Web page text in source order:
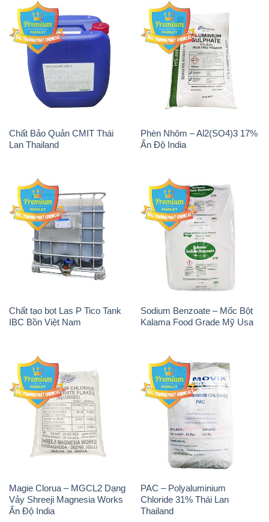
Chất tạo bọt Las P Tico Tank
IBC Bồn Việt Nam
Sodium Benzoate – Mốc Bột
Kalama Food Grade Mỹ Usa
Magie Clorua – MGCL2 Dạng
Vảy Shreeji Magnesia Works
PAC – Polyaluminium
Chloride 31% Thái Lan
Thailand
Tẩy Đường – NA2S2O4
Thuốc Tím – KMNO4 Black
Diamond Ấn Độ India